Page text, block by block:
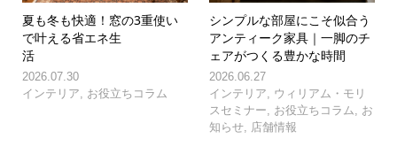
夏も冬も快適！窓の3重使い
で叶える省エネ生
活
2026.07.30
インテリア
お役立ちコラム
シンプルな部屋にこそ似合う
アンティーク家具｜一脚のチ
ェアがつくる豊かな時間
2026.06.27
インテリア
ウィリアム・モリ
スセミナー
お役立ちコラム
お
知らせ
店舗情報